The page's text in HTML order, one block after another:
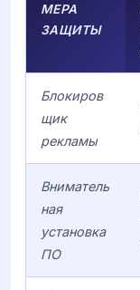
МЕРА
ЗАЩИТЫ
Блокиров
щик
рекламы
Вниматель
ная
установка
ПО